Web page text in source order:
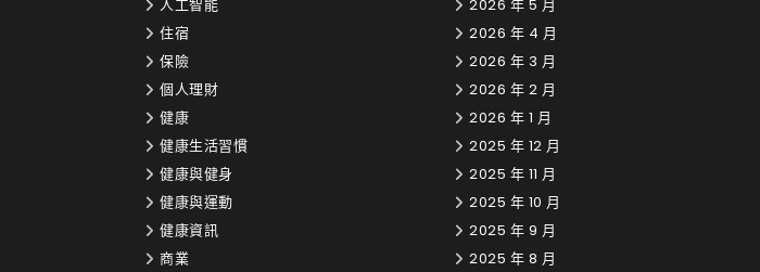
人工智能
住宿
保險
個人理財
健康
健康生活習慣
健康與健身
健康與運動
健康資訊
商業
2026 年 5 月
2026 年 4 月
2026 年 3 月
2026 年 2 月
2026 年 1 月
2025 年 12 月
2025 年 11 月
2025 年 10 月
2025 年 9 月
2025 年 8 月